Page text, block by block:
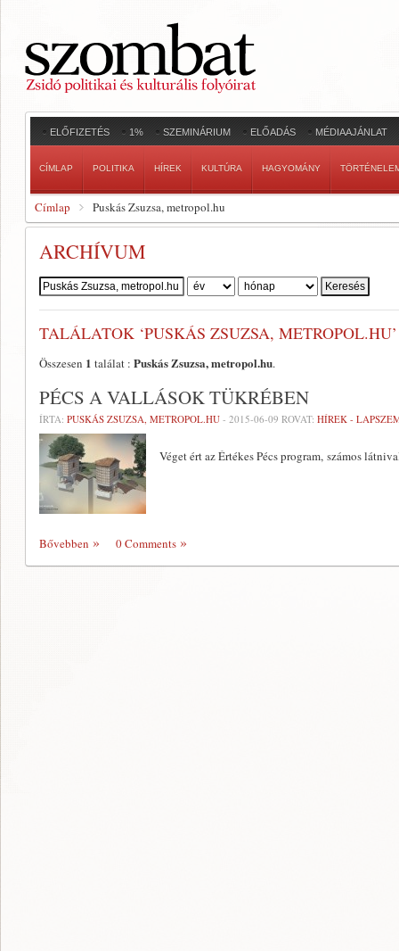
ELŐFIZETÉS 1% SZEMINÁRIUM ELŐADÁS MÉDIAAJÁNLAT
CÍMLAP POLITIKA HÍREK KULTÚRA HAGYOMÁNY
Címlap Puskás Zsuzsa, metropol.hu
ARCHÍVUM
Szerző:
TALÁLATOK ‘PUSKÁS ZSUZSA, METROPOL.HU’
Összesen 1 találat : Puskás Zsuzsa, metropol.hu.
PÉCS A VALLÁSOK TÜKRÉBEN
ÍRTA: PUSKÁS ZSUZSA, METROPOL.HU - 2015-06-09 ROVAT: HÍREK -
Véget ért az Értékes Pécs program, számos
Bővebben 0 Comments